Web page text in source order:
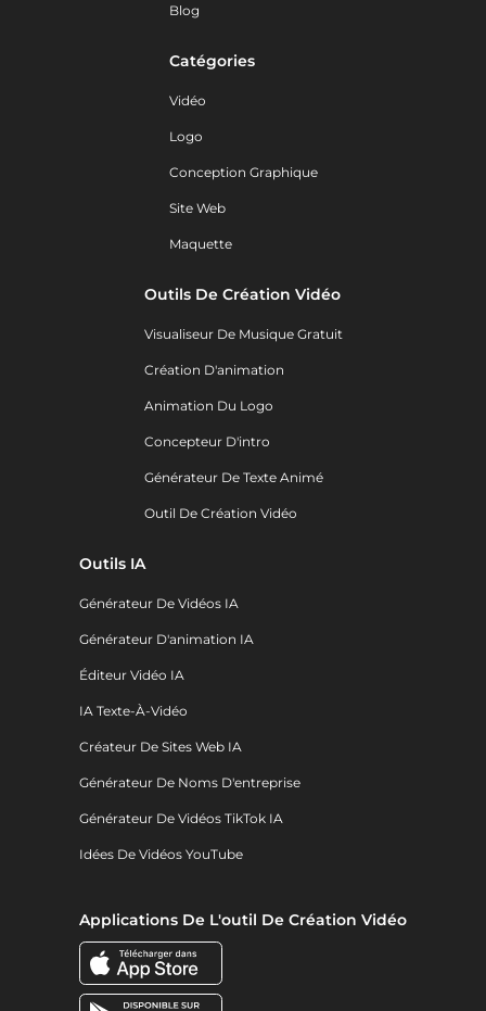
Blog
Catégories
Vidéo
Logo
Conception Graphique
Site Web
Maquette
Outils De Création Vidéo
Visualiseur De Musique Gratuit
Création D'animation
Animation Du Logo
Concepteur D'intro
Générateur De Texte Animé
Outil De Création Vidéo
Outils IA
Générateur De Vidéos IA
Générateur D'animation IA
Éditeur Vidéo IA
IA Texte-À-Vidéo
Créateur De Sites Web IA
Générateur De Noms D'entreprise
Générateur De Vidéos TikTok IA
Idées De Vidéos YouTube
Applications De L'outil De Création Vidéo